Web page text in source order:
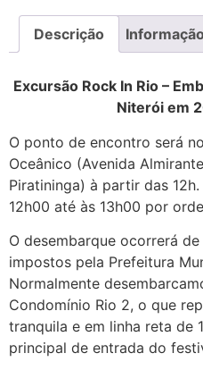
Descrição
Excursão Rock In Rio –
Niterói em
O ponto de encontro será
Oceânico (Avenida
Piratininga) à partir das
12h00 até às 13h00 por
O desembarque ocorrerá
impostos pela Prefeitura
Normalmente
Condomínio Rio 2, o que
tranquila e em linha reta de
principal de entrada do